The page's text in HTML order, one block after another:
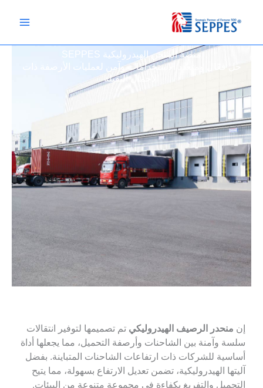
منصة الشحن الهيدروليكية SEPPES
ومتعدد الاستخدامات وآمن لعمليات الأرصفة ذات
الرصيف الهيدروليكيتم تصميمها لتوفير انتقالات
وآمنة بين الشاحنات وأرصفة التحميل، مما يجعلها أداة
للشركات ذات ارتفاعات الشاحنات المتباينة. بفضل
الهيدروليكية، تضمن تعديل الارتفاع بسهولة، مما يتيح
والتفريغ بكفاءة في مجموعة متنوعة من البيئات.